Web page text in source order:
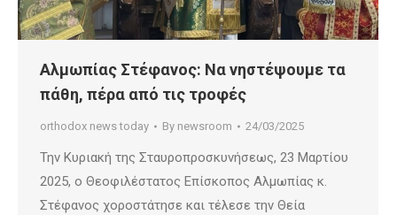
Αλμωπίας Στέφανος: Να νηστέψουμε τα
πάθη, πέρα από τις τροφές
orthodox news today By newsroom 24/03/2025
Την Κυριακή της Σταυροπροσκυνήσεως, 23 Μαρτίου
2025, ο Θεοφιλέστατος Επίσκοπος Αλμωπίας κ.
Στέφανος χοροστάτησε και τέλεσε την Θεία